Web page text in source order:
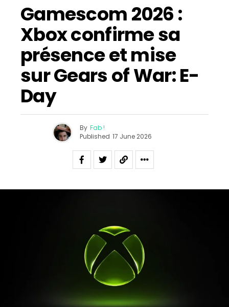
Gamescom 2026 :
Xbox confirme sa
présence et mise
sur Gears of War: E-
Day
By Fab !
Published 17 June 2026